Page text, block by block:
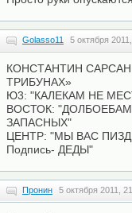
Golasso11 5 октября
КОНСТАНТИН
ТРИБУНАХ»
Ю3: "КАЛЕКАМ НЕ
ВОСТОК:
ЗАПАСНЫХ"
ЦЕНТР: "МЫ ВАС
Подпись- ДЕДЫ"
Пронин 5 октября 2011,